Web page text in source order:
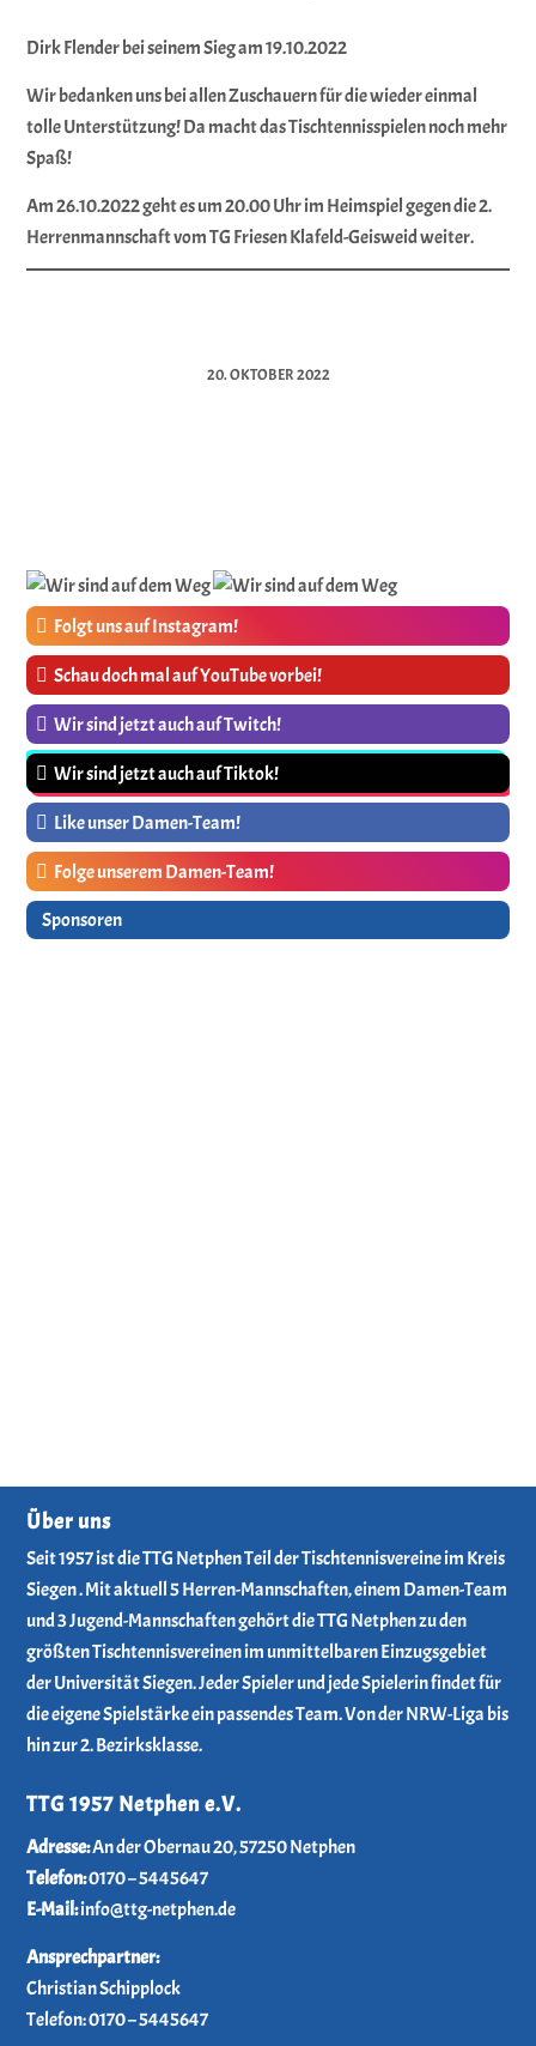
Dirk Flender bei seinem Sieg am 19.10.2022
Wir bedanken uns bei allen Zuschauern für die wieder einmal
tolle Unterstützung! Da macht das Tischtennisspielen noch mehr
Spaß!
Am 26.10.2022 geht es um 20.00 Uhr im Heimspiel gegen die 2.
Herrenmannschaft vom TG Friesen Klafeld-Geisweid weiter.
20. OKTOBER 2022
Folgt uns auf Instagram!
Schau doch mal auf YouTube vorbei!
Wir sind jetzt auch auf Twitch!
Wir sind jetzt auch auf Tiktok!
Like unser Damen-Team!
Folge unserem Damen-Team!
Sponsoren
Über uns
Seit 1957 ist die TTG Netphen Teil der Tischtennisvereine im Kreis
Siegen . Mit aktuell 5 Herren-Mannschaften, einem Damen-Team
und 3 Jugend-Mannschaften gehört die TTG Netphen zu den
größten Tischtennisvereinen im unmittelbaren Einzugsgebiet
der Universität Siegen. Jeder Spieler und jede Spielerin findet für
die eigene Spielstärke ein passendes Team. Von der NRW-Liga bis
hin zur 2. Bezirksklasse.
TTG 1957 Netphen e.V.
­Adresse:An der Obernau 20, 57250 Netphen
Telefon:0170 – 5445647
E-Mail:info@ttg-netphen.de
Ansprechpartner:
Christian Schipplock
Telefon:0170 – 5445647